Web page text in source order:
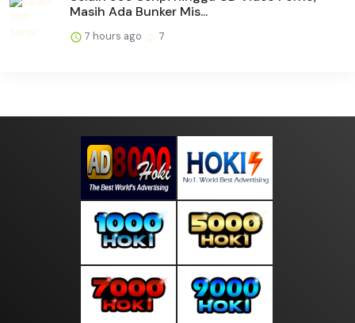
Masih Ada Bunker Mis...
7 hours ago 7